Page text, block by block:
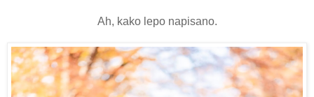
Ah, kako lepo napisano.